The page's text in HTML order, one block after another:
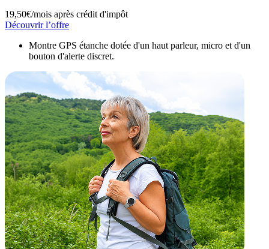
19,50€/mois après crédit d'impôt
Découvrir l’offre
Montre GPS étanche dotée d'un haut parleur, micro et d'un
bouton d'alerte discret.